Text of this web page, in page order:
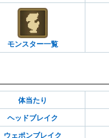
モンスター一覧
体当たり
ヘッドブレイク
ウェポンブレイク